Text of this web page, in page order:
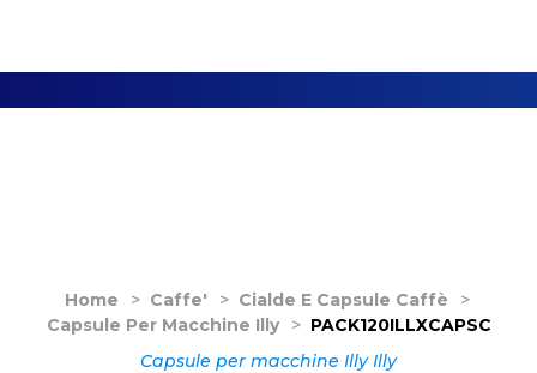
Home > Caffe' > Cialde E Capsule Caffè
>
Capsule Per Macchine Illy
> PACK120ILLXCAPSC
Capsule per macchine Illy Illy